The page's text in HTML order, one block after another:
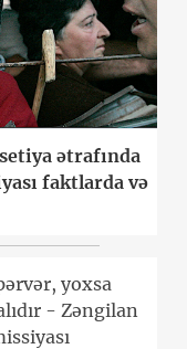
ətrafında
faktlarda və
yoxsa
- Zəngilan